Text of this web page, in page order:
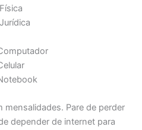
mensalidades. Pare de perder
depender de internet para